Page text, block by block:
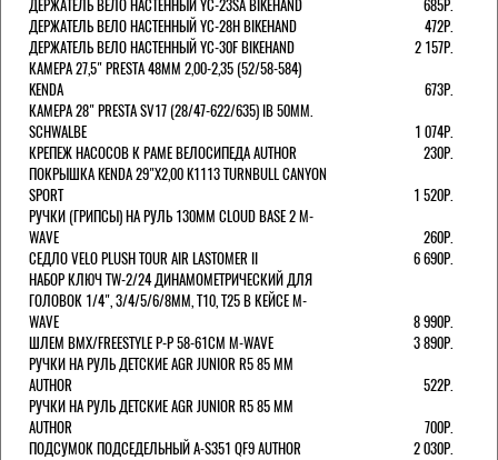
ДЕРЖАТЕЛЬ ВЕЛО НАСТЕННЫЙ YC-23SA BIKEHAND
685Р.
ДЕРЖАТЕЛЬ ВЕЛО НАСТЕННЫЙ YC-28H BIKEHAND
472Р.
ДЕРЖАТЕЛЬ ВЕЛО НАСТЕННЫЙ YC-30F BIKEHAND
2 157Р.
КАМЕРА 27,5" PRESTA 48ММ 2,00-2,35 (52/58-584)
KENDA
673Р.
КАМЕРА 28" PRESTA SV17 (28/47-622/635) IB 50MM.
SCHWALBE
1 074Р.
КРЕПЕЖ НАСОСОВ К РАМЕ ВЕЛОСИПЕДА AUTHOR
230Р.
ПОКРЫШКА KENDA 29"Х2,00 K1113 TURNBULL CANYON
SPORT
1 520Р.
РУЧКИ (ГРИПСЫ) НА РУЛЬ 130ММ CLOUD BASE 2 M-
WAVE
260Р.
СЕДЛО VELO PLUSH TOUR AIR LASTOMER II
6 690Р.
НАБОР КЛЮЧ TW-2/24 ДИНАМОМЕТРИЧЕСКИЙ ДЛЯ
ГОЛОВОК 1/4", 3/4/5/6/8ММ, T10, T25 В КЕЙСЕ M-
WAVE
8 990Р.
ШЛЕМ ВМХ/FREESTYLE Р-Р 58-61СМ M-WAVE
3 890Р.
РУЧКИ НА РУЛЬ ДЕТСКИЕ AGR JUNIOR R5 85 ММ
AUTHOR
522Р.
РУЧКИ НА РУЛЬ ДЕТСКИЕ AGR JUNIOR R5 85 ММ
AUTHOR
700Р.
ПОДСУМОК ПОДСЕДЕЛЬНЫЙ A-S351 QF9 AUTHOR
2 030Р.